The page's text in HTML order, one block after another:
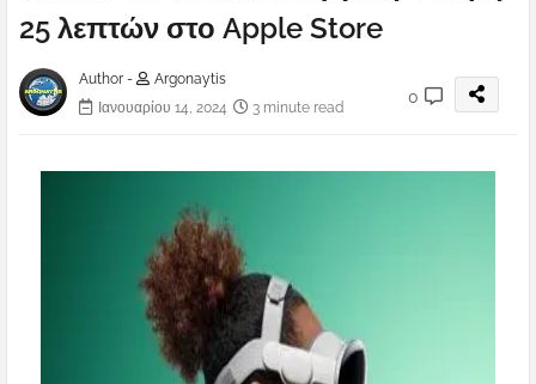
25 λεπτών στο Apple Store
Author -
Argonaytis
Ιανουαρίου 14, 2024
3 minute read
0